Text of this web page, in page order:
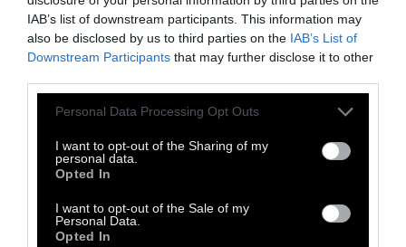
IAB’s list of downstream participants. This information may
also be disclosed by us to third parties on the IAB’s List of
Downstream Participants that may further disclose it to other
Personal Data Processing Opt Outs
I want to opt-out of the Sharing of my
personal data.
Opted In
I want to opt-out of the Sale of my
Personal Data.
Opted In
Ready ένα κινηματογραφικό πρόγραμμα με
έξι ταινίες μεγάλου μήκους, τις οποίες
«προλογίζουν» μικρού μήκους ταινίες που
έχει επιλέξει η ίδια η Tilda Swinton.
ηθοποιός με τους κινηματογραφικούς
ρόλους που τη διαμόρφωσαν, αλλά και την
έφεραν κοντά με τους σκηνοθέτες που
συμμετέχουν μαζί της στην έκθεση: Pedro